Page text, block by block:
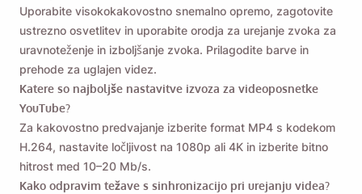
Uporabite visokokakovostno snemalno opremo, zagotovite
ustrezno osvetlitev in uporabite orodja za urejanje zvoka za
uravnoteženje in izboljšanje zvoka. Prilagodite barve in
prehode za uglajen videz.
Katere so najboljše nastavitve izvoza za videoposnetke
YouTube?
Za kakovostno predvajanje izberite format MP4 s kodekom
H.264, nastavite ločljivost na 1080p ali 4K in izberite bitno
hitrost med 10–20 Mb/s.
Kako odpravim težave s sinhronizacijo pri urejanju videa?